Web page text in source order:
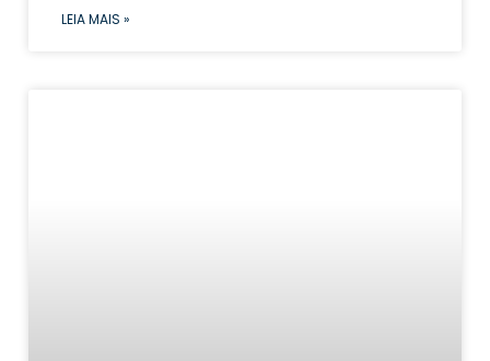
LEIA MAIS »